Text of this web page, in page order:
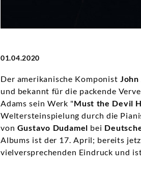
01.04.2020
Der amerikanische Komponist John
und bekannt für die packende
Adams sein Werk "Must the Devil
Weltersteinspielung durch die
von Gustavo Dudamel bei
Albums ist der 17. April; bereits
vielversprechenden Eindruck und